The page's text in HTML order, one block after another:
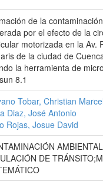
de la
por el efecto de la
motorizada en la Av.
de la ciudad de
la herramienta de
8.1
Tobar, Christian
Diaz, José Antonio
Rojas, Josue David
DE